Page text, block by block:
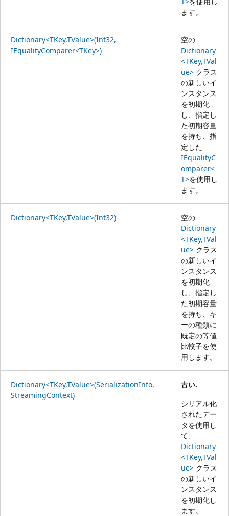
ます。
Dictionary<TKey,TValue>(Int32,
IEqualityComparer<TKey>)
空の
Dictionary
<TKey,TVal
ue> クラス
の新しいイ
ンスタンス
を初期化
し、指定し
た初期容量
を持ち、指
定した
IEqualityC
omparer<
T>を使用し
ます。
Dictionary<TKey,TValue>(Int32)
空の
Dictionary
<TKey,TVal
ue> クラス
の新しいイ
ンスタンス
を初期化
し、指定し
た初期容量
を持ち、キ
ーの種類に
既定の等値
比較子を使
用します。
Dictionary<TKey,TValue>(SerializationInfo,
StreamingContext)
古い.
シリアル化
されたデー
タを使用し
て、
Dictionary
<TKey,TVal
ue> クラス
の新しいイ
ンスタンス
を初期化し
ます。